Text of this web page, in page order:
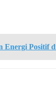
Energi Positif